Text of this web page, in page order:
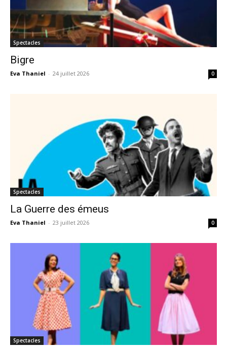
Spectacles
Bigre
Eva Thaniel - 24 juillet 2026 0
Spectacles
La Guerre des émeus
Eva Thaniel - 23 juillet 2026 0
Spectacles